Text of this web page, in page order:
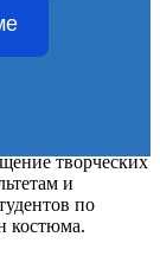
школы
и
дипломами
с деканом
творческих
и
по
костюма.